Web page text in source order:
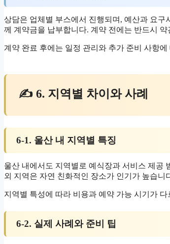
상담은 업체별 부스에서 진행되며, 예산과 요
께 계약금을 납부합니다. 계약 전에는 반드시
계약 완료 후에는 일정 관리와 추가 준비 사항
✍ 6. 지역별 차이와 사례
6-1. 울산 내 지역별 특징
울산 내에서도 지역별로 예식장과 서비스 제공
외 지역은 자연 친화적인 장소가 인기가 높습
지역별 특성에 따라 비용과 예약 가능 시기가
6-2. 실제 사례와 준비 팁